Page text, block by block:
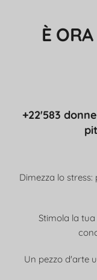
È
+22'583
Dimezza lo
Stimola la
Un pezzo d'arte